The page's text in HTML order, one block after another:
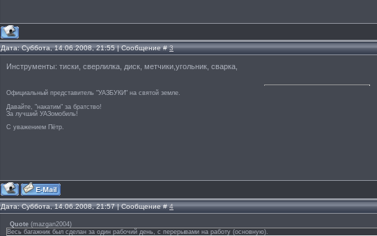
Дата: Суббота, 14.06.2008, 21:55 | Сообщение #3
Инструменты: тиски, сверлилка, диск, метчики,угольник, сварка,
Официальный представитель "УАЗБУКИ" на святой земле.
Давайте, "накатим" за братство!
За лучший УАЗомобиль!
С уважением Пётр.
Дата: Суббота, 14.06.2008, 21:57 | Сообщение #4
Quote (mazgan2004)
Весь багажник был сделан за один рабочий день, с перерывами на работу (основную).